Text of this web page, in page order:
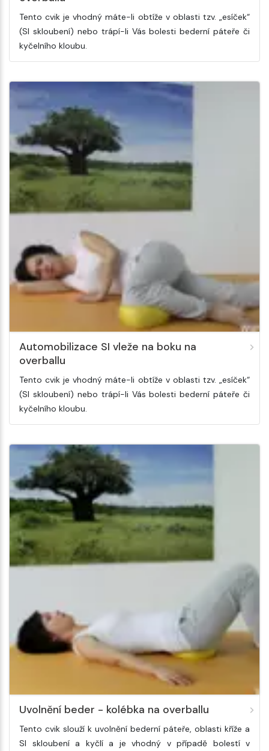
Tento cvik je vhodný máte-li obtíže v oblasti tzv. „esíček“
(SI skloubení) nebo trápí-li Vás bolesti bederní páteře či
kyčelního kloubu.
Automobilizace SI vleže na boku na
overballu
Tento cvik je vhodný máte-li obtíže v oblasti tzv. „esíček“
(SI skloubení) nebo trápí-li Vás bolesti bederní páteře či
kyčelního kloubu.
Uvolnění beder - kolébka na overballu
Tento cvik slouží k uvolnění bederní páteře, oblasti kříže a
SI skloubení a kyčlí a je vhodný v případě bolestí v